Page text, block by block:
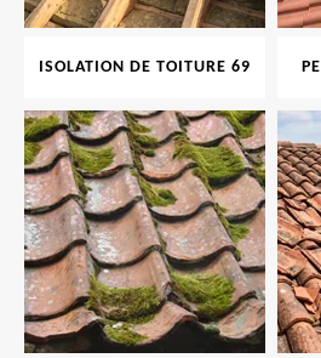
ISOLATION DE TOITURE 69